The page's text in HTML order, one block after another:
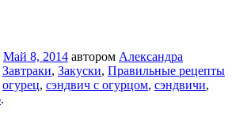
Май 8, 2014 автором Александра
Завтраки, Закуски, Правильные рецепты
огурец, сэндвич с огурцом, сэндвичи,
.